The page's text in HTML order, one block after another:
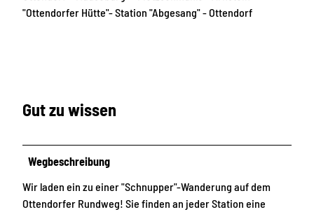
"Ottendorfer Hütte"- Station "Abgesang" - Ottendorf
Gut zu wissen
Wegbeschreibung
Wir laden ein zu einer "Schnupper"-Wanderung auf dem
Ottendorfer Rundweg! Sie finden an jeder Station eine